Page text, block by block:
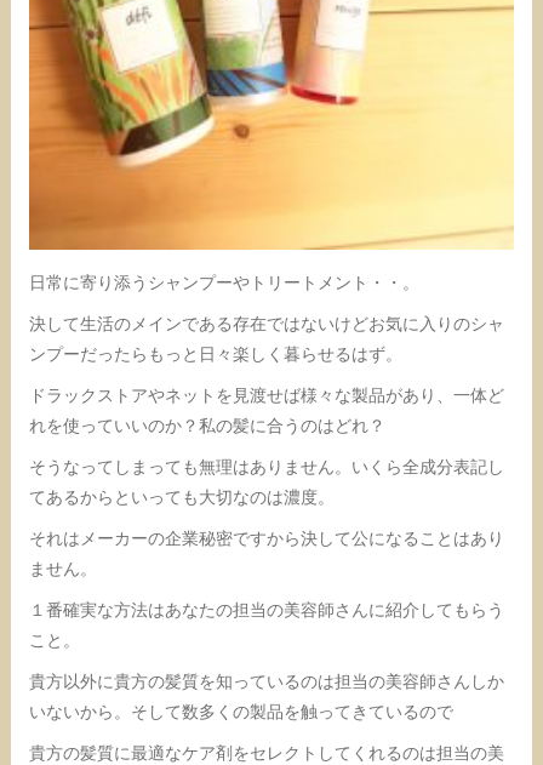
日常に寄り添うシャンプーやトリートメント・・。
決して生活のメインである存在ではないけどお気に入りのシャ
ンプーだったらもっと日々楽しく暮らせるはず。
ドラックストアやネットを見渡せば様々な製品があり、一体ど
れを使っていいのか？私の髪に合うのはどれ？
そうなってしまっても無理はありません。いくら全成分表記し
てあるからといっても大切なのは濃度。
それはメーカーの企業秘密ですから決して公になることはあり
ません。
１番確実な方法はあなたの担当の美容師さんに紹介してもらう
こと。
貴方以外に貴方の髪質を知っているのは担当の美容師さんしか
いないから。そして数多くの製品を触ってきているので
貴方の髪質に最適なケア剤をセレクトしてくれるのは担当の美